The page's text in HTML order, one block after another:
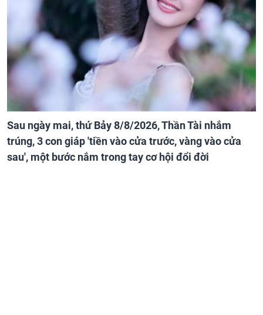
Sau ngày mai, thứ Bảy 8/8/2026, Thần Tài nhắm
trúng, 3 con giáp 'tiền vào cửa trước, vàng vào cửa
sau', một bước nắm trong tay cơ hội đổi đời